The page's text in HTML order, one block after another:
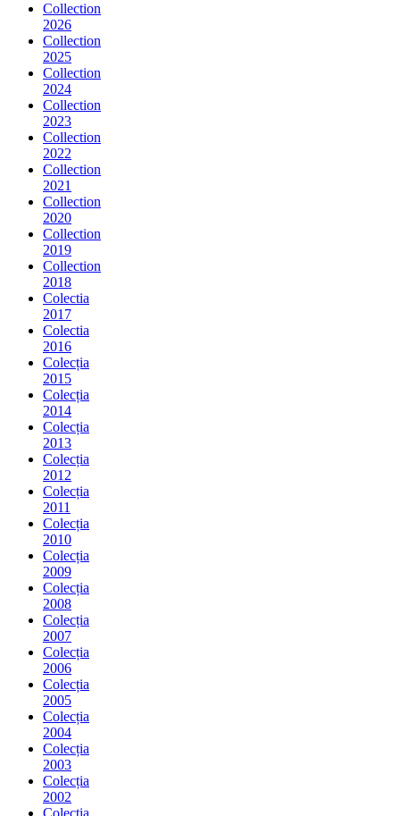
Collection
2026
Collection
2025
Collection
2024
Collection
2023
Collection
2022
Collection
2021
Collection
2020
Collection
2019
Collection
2018
Colectia
2017
Colectia
2016
Colecția
2015
Colecția
2014
Colecția
2013
Colecția
2012
Colecția
2011
Colecția
2010
Colecția
2009
Colecția
2008
Colecția
2007
Colecția
2006
Colecția
2005
Colecția
2004
Colecția
2003
Colecția
2002